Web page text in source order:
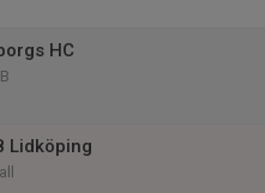
HC
Lidköping